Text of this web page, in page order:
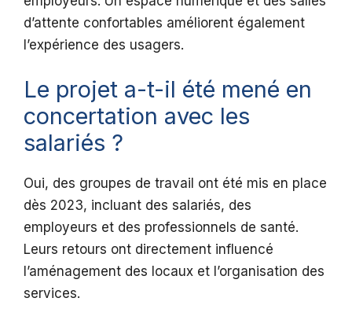
d’attente confortables améliorent également
l’expérience des usagers.
Le projet a-t-il été mené en
concertation avec les
salariés ?
Oui, des groupes de travail ont été mis en place
dès 2023, incluant des salariés, des
employeurs et des professionnels de santé.
Leurs retours ont directement influencé
l’aménagement des locaux et l’organisation des
services.